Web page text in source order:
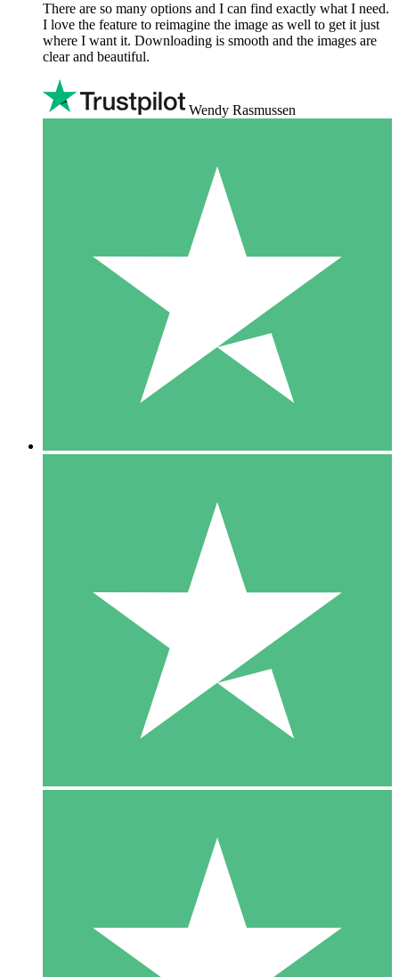
There are so many options and I can find exactly what I need.
I love the feature to reimagine the image as well to get it just
where I want it. Downloading is smooth and the images are
clear and beautiful.
Wendy Rasmussen